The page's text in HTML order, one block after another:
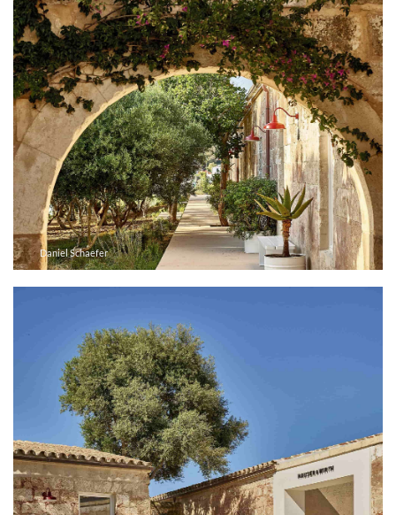
Daniel Schaefer